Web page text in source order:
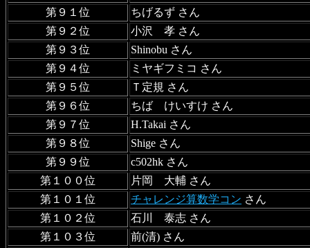
第９１位
ちげるず さん
第９２位
小沢 孝 さん
第９３位
Shinobu さん
第９４位
ミヤギフミコ さん
第９５位
Ｔ定規 さん
第９６位
ちば けいすけ さん
第９７位
H.Takai さん
第９８位
Shige さん
第９９位
c502hk さん
第１００位
片岡 大輔 さん
第１０１位
チャレンジ算数学コン さん
第１０２位
石川 泰志 さん
第１０３位
前(清) さん